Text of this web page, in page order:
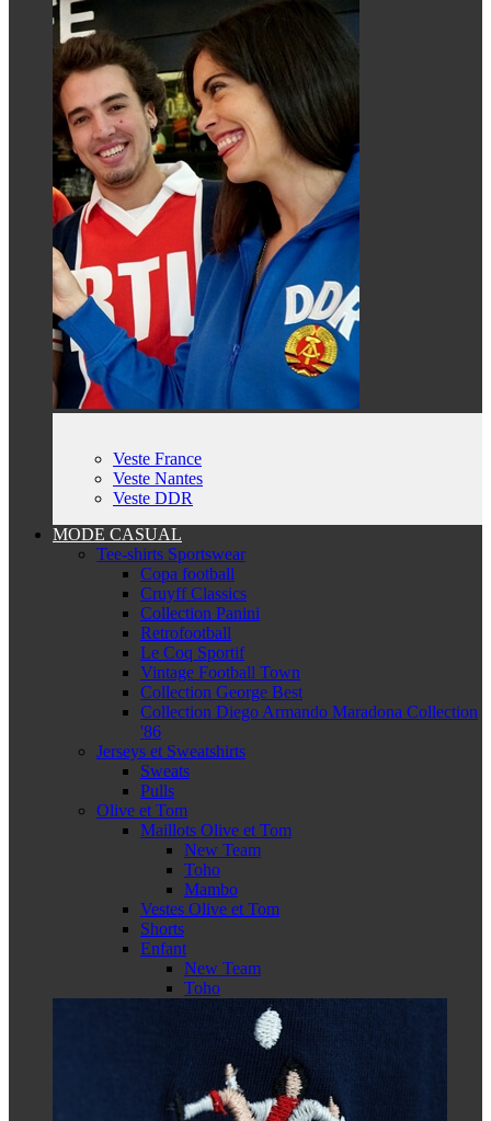
Veste France
Veste Nantes
Veste DDR
MODE CASUAL
Tee-shirts Sportswear
Copa football
Cruyff Classics
Collection Panini
Retrofootball
Le Coq Sportif
Vintage Football Town
Collection George Best
Collection Diego Armando Maradona Collection
'86
Jerseys et Sweatshirts
Sweats
Pulls
Olive et Tom
Maillots Olive et Tom
New Team
Toho
Mambo
Vestes Olive et Tom
Shorts
Enfant
New Team
Toho